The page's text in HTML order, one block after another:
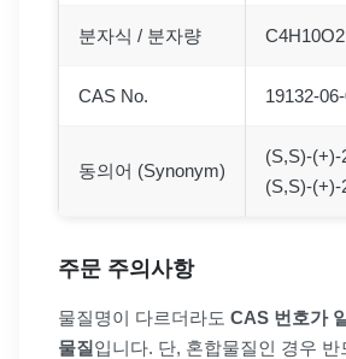
분자식 / 분자량
CAS No. 19132-
동의어 (Synonym)
(S,S)-(+)-
(S,S)-(+)-
주문 주의사항
물질명이 다르더라도 CAS 번호가
물질입니다. 단, 혼합물질인 경우 반